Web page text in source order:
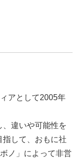
ェクト
内
アとして2005年
違いや可能性を
して、おもに社
ノ」によって非営